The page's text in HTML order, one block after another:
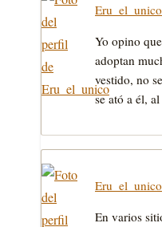
Eru_el_unico
Yo opino
adoptan
vestido, no
se ató a él,
Eru_el_unico
En varios